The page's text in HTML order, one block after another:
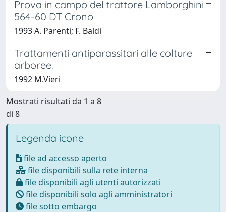
Prova in campo del trattore Lamborghini
564-60 DT Crono
1993 A. Parenti; F. Baldi
Trattamenti antiparassitari alle colture
arboree.
1992 M.Vieri
Mostrati risultati da 1 a 8
di 8
Legenda icone
file ad accesso aperto
file disponibili sulla rete interna
file disponibili agli utenti autorizzati
file disponibili solo agli amministratori
file sotto embargo